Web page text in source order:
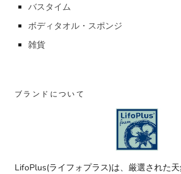
バスタイム
ボディタオル・スポンジ
雑貨
ブランドについて
LifoPlus(ライフォプラス)は、厳選された